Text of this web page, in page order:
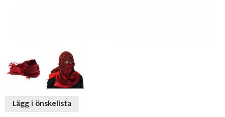
Lägg i önskelista